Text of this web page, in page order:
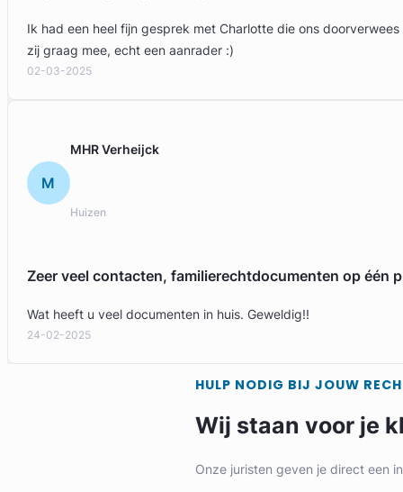
Ik had een heel fijn gesprek met Charlotte die ons
zij graag mee, echt een aanrader :)
02-03-2025
M
MHR Verheijck
Huizen
Zeer veel contacten, familierechtdocumenten op één
Wat heeft u veel documenten in huis. Geweldig!!
24-02-2025
HULP NODIG BIJ JOUW
Wij staan voor je
Onze juristen geven je direct een